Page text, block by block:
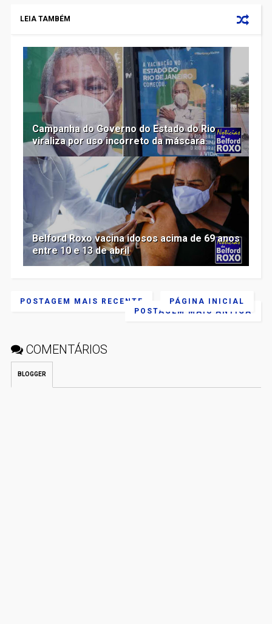
LEIA TAMBÉM
Campanha do Governo do Estado do Rio
viraliza por uso incorreto da máscara
Belford Roxo vacina idosos acima de 69 anos
entre 10 e 13 de abril
POSTAGEM MAIS RECENTE
POSTAGEM MAIS ANTIGA
PÁGINA INICIAL
COMENTÁRIOS
BLOGGER